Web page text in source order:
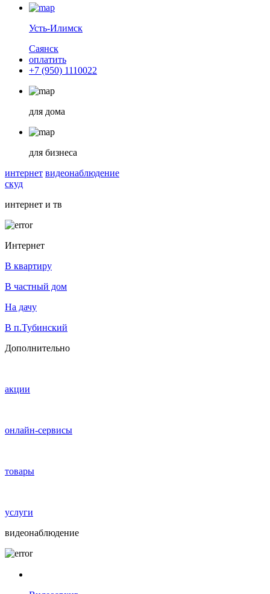
Усть-Илимск
Саянск
оплатить
+7 (950) 1110022
для дома
для бизнеса
интернет видеонаблюдение
скуд
интернет и тв
Интернет
В квартиру
В частный дом
На дачу
В п.Тубинский
Дополнительно
акции
онлайн-сервисы
товары
услуги
видеонаблюдение